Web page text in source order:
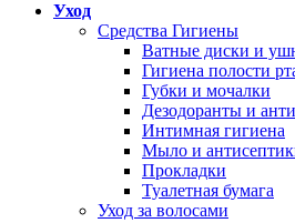
Уход
Средства Гигиены
Ватные диски и
Гигиена полости
Губки и мочалки
Дезодоранты и
Интимная гигиена
Мыло и
Прокладки
Туалетная бумага
Уход за волосами